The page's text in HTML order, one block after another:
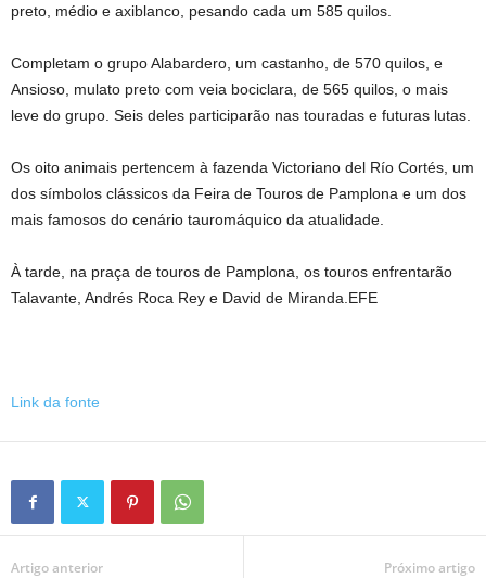
preto, médio e axiblanco, pesando cada um 585 quilos.
Completam o grupo Alabardero, um castanho, de 570 quilos, e
Ansioso, mulato preto com veia bociclara, de 565 quilos, o mais
leve do grupo. Seis deles participarão nas touradas e futuras lutas.
Os oito animais pertencem à fazenda Victoriano del Río Cortés, um
dos símbolos clássicos da Feira de Touros de Pamplona e um dos
mais famosos do cenário tauromáquico da atualidade.
À tarde, na praça de touros de Pamplona, ​​os touros enfrentarão
Talavante, Andrés Roca Rey e David de Miranda.EFE
Link da fonte
Artigo anterior Próximo artigo